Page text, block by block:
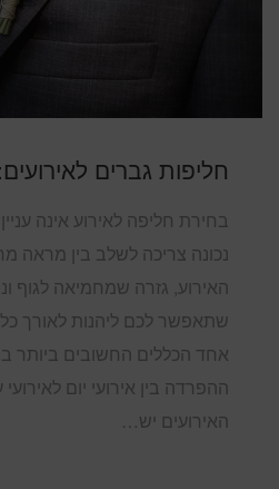
חליפות גברים
בחירת חליפה לאירוע אינה
נכונה צריכה לשלב בין מראה
האירוע, גזרה שמחמיאה לגוף
שתאפשר לכם ליהנות לאורך
אחד הכללים החשובים ביותר
ההפרדה בין אירועי יום
האירועים יש…